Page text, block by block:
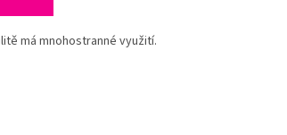
má mnohostranné využití.